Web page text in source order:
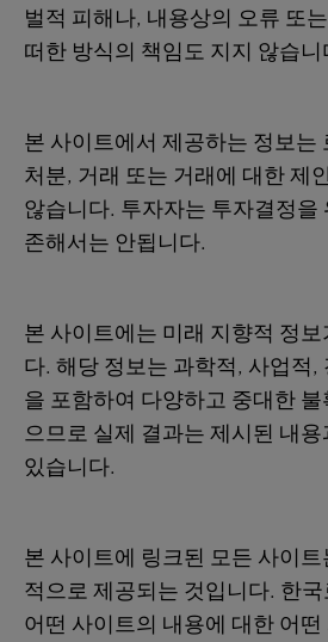
벌적 피해나, 내용상의 오류 또
떠한 방식의 책임도 지지 않습니
본 사이트에서 제공하는 정보는
처분, 거래 또는 거래에 대한 제
않습니다. 투자자는 투자결정을
존해서는 안됩니다.
본 사이트에는 미래 지향적 정
다. 해당 정보는 과학적, 사업적,
을 포함하여 다양하고 중대한
으므로 실제 결과는 제시된 내
있습니다.
본 사이트에 링크된 모든 사이
적으로 제공되는 것입니다. 한
어떤 사이트의 내용에 대한 어